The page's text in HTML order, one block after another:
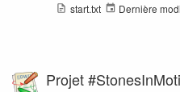
start.txt Dernière
Projet